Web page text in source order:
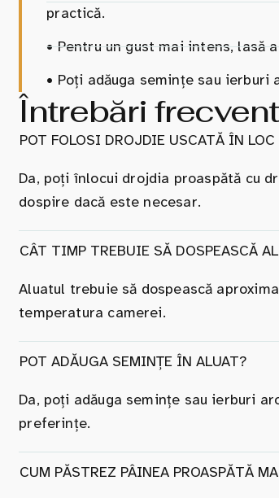
practică.
•Pentru un gust mai intens, lasă
• Poți adăuga semințe sau
Întrebări
POT FOLOSI DROJDIE USCATĂ ÎN
Da, poți înlocui drojdia proaspătă cu
dospire dacă este necesar.
CÂT TIMP TREBUIE SĂ DOSPEASCĂ
Aluatul trebuie să dospească
temperatura camerei.
POT ADĂUGA SEMINȚE ÎN ALUAT?
Da, poți adăuga semințe sau ierburi
preferințe.
CUM PĂSTREZ PÂINEA PROASPĂTĂ